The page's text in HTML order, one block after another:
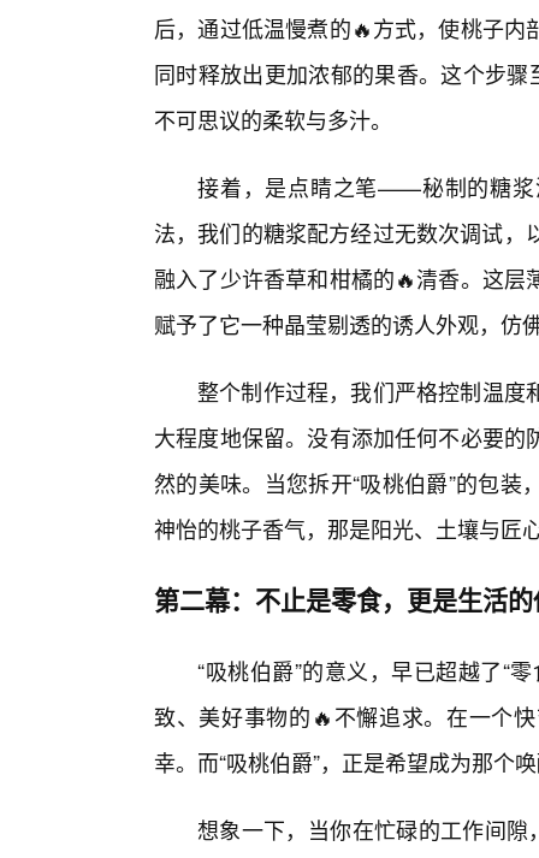
后，通过低温慢煮的🔥方式，使桃子
同时释放出更加浓郁的果香。这个步
不可思议的柔软与多汁。
接着，是点睛之笔——秘制的糖浆
法，我们的糖浆配方经过无数次调试
融入了少许香草和柑橘的🔥清香。这
赋予了它一种晶莹剔透的诱人外观，仿
整个制作过程，我们严格控制温
大程度地保留。没有添加任何不必要
然的美味。当您拆开“吸桃伯爵”的包
神怡的桃子香气，那是阳光、土壤与匠
第二幕：不止是零食，更是生活
“吸桃伯爵”的意义，早已超越了“
致、美好事物的🔥不懈追求。在一个
幸。而“吸桃伯爵”，正是希望成为那个
想象一下，当你在忙碌的工作间隙